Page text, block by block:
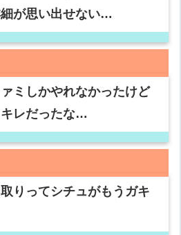
が思い出せない…
ミしかやれなかったけど
レだったな…
りってシチュがもうガキ